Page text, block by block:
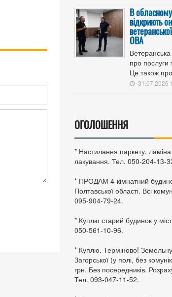
В
відкриють
ОВА
Ветеранська
про послуги
Це також про
31.07.2026
ОГОЛОШЕННЯ
* Настилання паркету,
лакування. Тел. 050-204-13-
* ПРОДАМ 4-кімнатний
Полтавської області. Всі
095-904-79-24.
* Куплю старий будинок у
050-561-10-96.
* Куплю. Терміново! Земельну
Загорської (у полі, без
грн. Без посередників.
Тел. 093-047-11-52.